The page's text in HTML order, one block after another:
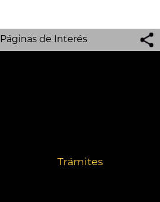
Páginas de Interés
Trámites